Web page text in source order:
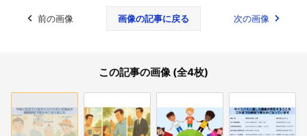
前の画像 画像の記事に戻る 次の画像
この記事の画像 (全4枚)